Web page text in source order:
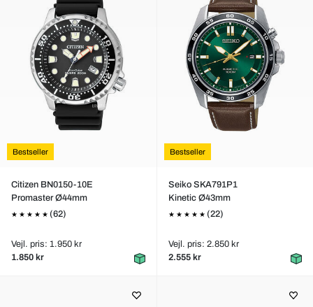
Bestseller
Citizen BN0150-10E
Promaster Ø44mm
(62)
Vejl. pris: 1.950 kr
1.850 kr
Bestseller
Seiko SKA791P1
Kinetic Ø43mm
(22)
Vejl. pris: 2.850 kr
2.555 kr